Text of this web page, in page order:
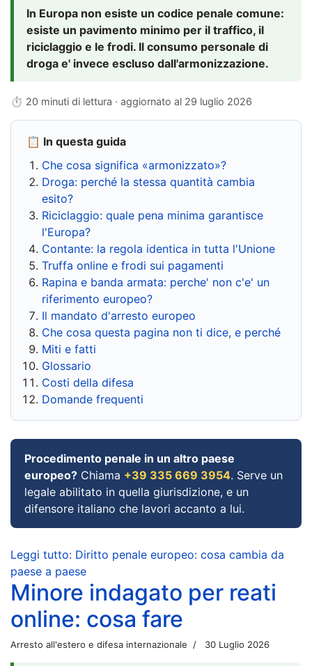
In Europa non esiste un codice penale comune:
esiste un pavimento minimo per il traffico, il
riciclaggio e le frodi. Il consumo personale di
droga e' invece escluso dall'armonizzazione.
⏱ 20 minuti di lettura · aggiornato al 29 luglio 2026
📋 In questa guida
Che cosa significa «armonizzato»?
Droga: perché la stessa quantità cambia
esito?
Riciclaggio: quale pena minima garantisce
l'Europa?
Contante: la regola identica in tutta l'Unione
Truffa online e frodi sui pagamenti
Rapina e banda armata: perche' non c'e' un
riferimento europeo?
Il mandato d'arresto europeo
Che cosa questa pagina non ti dice, e perché
Miti e fatti
Glossario
Costi della difesa
Domande frequenti
Procedimento penale in un altro paese
europeo? Chiama +39 335 669 3954. Serve un
legale abilitato in quella giurisdizione, e un
difensore italiano che lavori accanto a lui.
Leggi tutto: Diritto penale europeo: cosa cambia da
paese a paese
Minore indagato per reati
online: cosa fare
Arresto all'estero e difesa internazionale 30 Luglio 2026